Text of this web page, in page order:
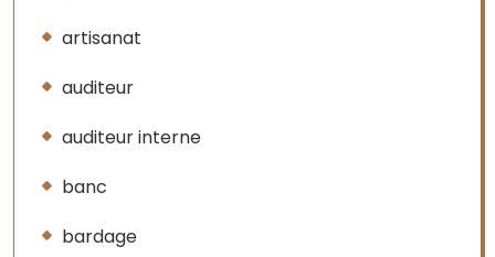
artisanat
auditeur
auditeur interne
banc
bardage